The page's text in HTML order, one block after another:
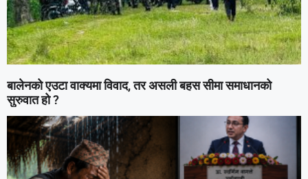
बालेनको एउटा वाक्यमा विवाद, तर असली बहस सीमा समाधानको
सुरुवात हो ?